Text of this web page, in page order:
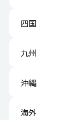
四国
九州
沖縄
海外